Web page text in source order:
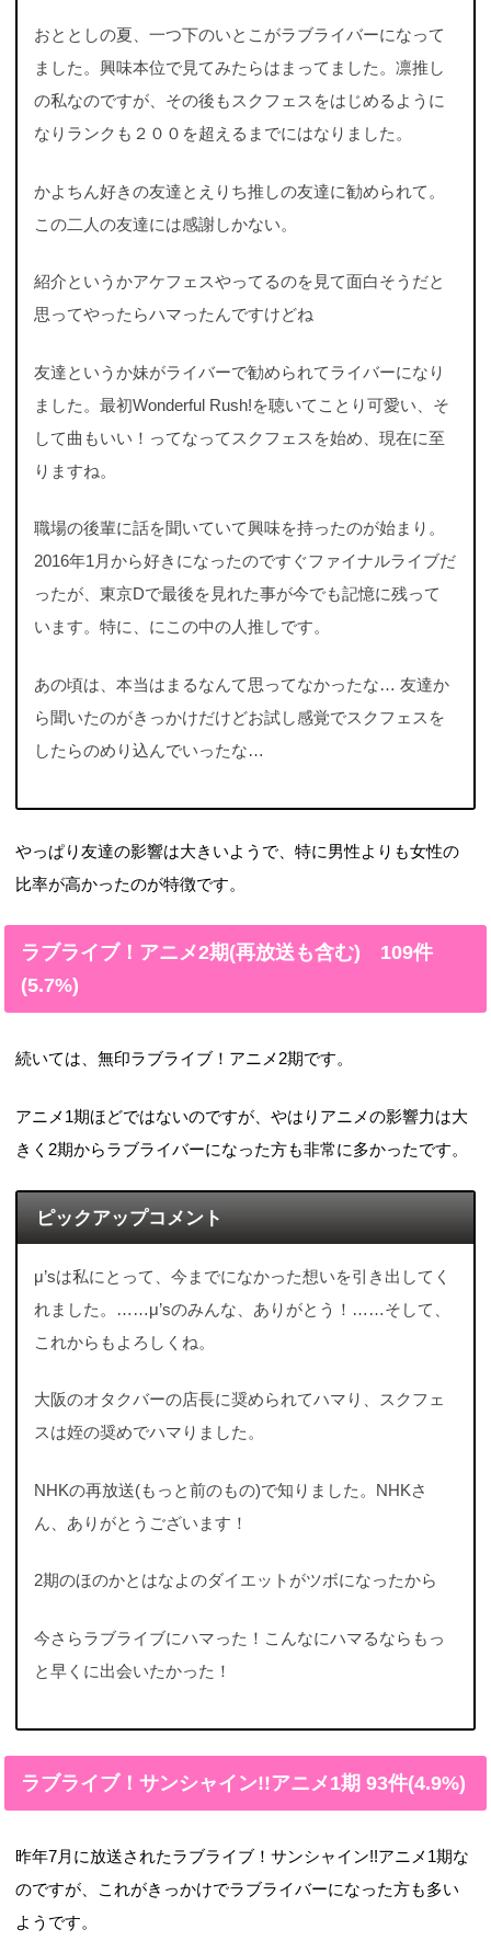
おととしの夏、一つ下のいとこがラブライバーになって
ました。興味本位で見てみたらはまってました。凛推し
の私なのですが、その後もスクフェスをはじめるように
なりランクも２００を超えるまでにはなりました。
かよちん好きの友達とえりち推しの友達に勧められて。
この二人の友達には感謝しかない。
紹介というかアケフェスやってるのを見て面白そうだと
思ってやったらハマったんですけどね
友達というか妹がライバーで勧められてライバーになり
ました。最初Wonderful Rush!を聴いてことり可愛い、そ
して曲もいい！ってなってスクフェスを始め、現在に至
りますね。
職場の後輩に話を聞いていて興味を持ったのが始まり。
2016年1月から好きになったのですぐファイナルライブだ
ったが、東京Dで最後を見れた事が今でも記憶に残って
います。特に、にこの中の人推しです。
あの頃は、本当はまるなんて思ってなかったな… 友達か
ら聞いたのがきっかけだけどお試し感覚でスクフェスを
したらのめり込んでいったな…
やっぱり友達の影響は大きいようで、特に男性よりも女性の
比率が高かったのが特徴です。
ラブライブ！アニメ2期(再放送も含む) 109件
(5.7%)
続いては、無印ラブライブ！アニメ2期です。
アニメ1期ほどではないのですが、やはりアニメの影響力は大
きく2期からラブライバーになった方も非常に多かったです。
ピックアップコメント
μ’sは私にとって、今までになかった想いを引き出してく
れました。……μ’sのみんな、ありがとう！……そして、
これからもよろしくね。
大阪のオタクバーの店長に奨められてハマり、スクフェ
スは姪の奨めでハマりました。
NHKの再放送(もっと前のもの)で知りました。NHKさ
ん、ありがとうございます！
2期のほのかとはなよのダイエットがツボになったから
今さらラブライブにハマった！こんなにハマるならもっ
と早くに出会いたかった！
ラブライブ！サンシャイン!!アニメ1期 93件(4.9%)
昨年7月に放送されたラブライブ！サンシャイン!!アニメ1期な
のですが、これがきっかけでラブライバーになった方も多い
ようです。